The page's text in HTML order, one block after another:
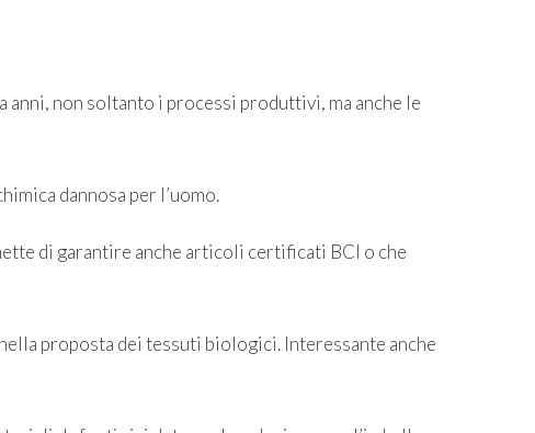
non soltanto i processi produttivi, ma anche le
dannosa per l’uomo.
di garantire anche articoli certificati BCI o che
proposta dei tessuti biologici. Interessante anche